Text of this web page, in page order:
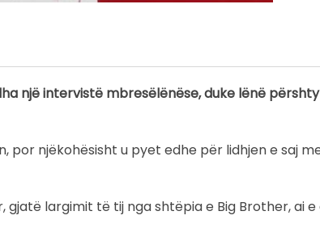
një intervistë mbresëlënëse, duke lënë
njëkohësisht u pyet edhe për lidhjen e saj
largimit të tij nga shtëpia e Big Brother, ai